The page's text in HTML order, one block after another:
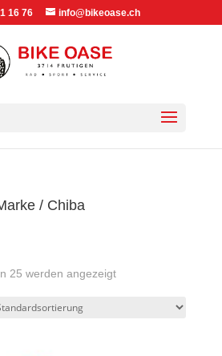
16 76 info@bikeoase.ch
/ Chiba
25 werden angezeigt